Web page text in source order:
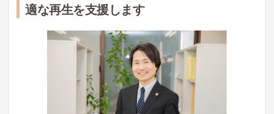
適な再生を支援します